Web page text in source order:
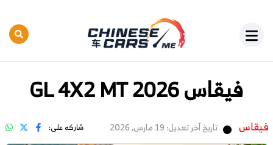
فيقاس GL 4X2 MT 2026
فيقاس تاريخ آخر تعديل: 19 مارس, 2026 شاركه على: